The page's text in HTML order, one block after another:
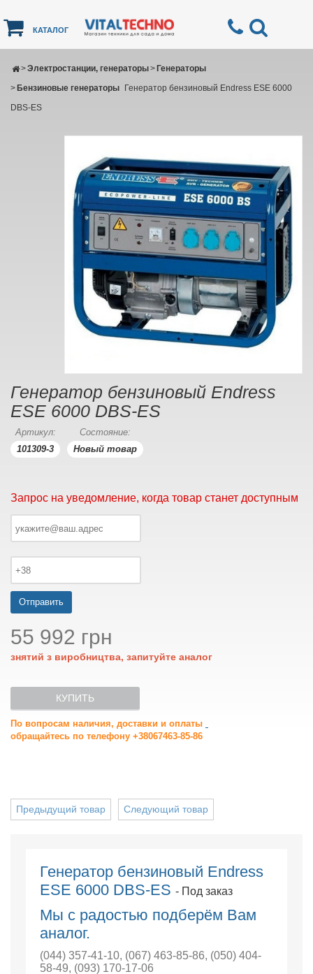
КАТАЛОГ
Электростанции, генераторы
> Генераторы
>
Бензиновые генераторы
>
Генератор бензиновый Endress ESE 6000
DBS-ES
Генератор бензиновый Endress
ESE 6000 DBS-ES
Артикул:
101309-3
Состояние:
Новый товар
Запрос на уведомление, когда товар станет доступным
Отправить
55 992 грн
знятий з виробництва, запитуйте аналог
КУПИТЬ
По вопросам наличия, доставки и оплаты
обращайтесь по телефону +38067463-85-86
Следующий товар
Предыдущий товар
Генератор бензиновый Endress
ESE 6000 DBS-ES - Под заказ
Мы с радостью подберём Вам
аналог.
(044) 357-41-10, (067) 463-85-86, (050) 404-
58-49, (093) 170-17-06